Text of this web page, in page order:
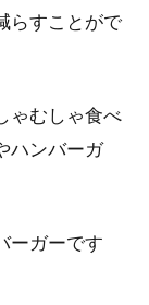
は、それに対する
嘘も、流れやすい
らすことがで
ゃむしゃ食べ
ハンバーガ
ーガーです